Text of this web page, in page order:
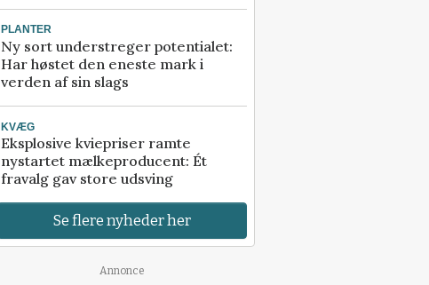
PLANTER
Ny sort understreger potentialet:
Har høstet den eneste mark i
verden af sin slags
KVÆG
Eksplosive kviepriser ramte
nystartet mælkeproducent: Ét
fravalg gav store udsving
Se flere nyheder her
Annonce